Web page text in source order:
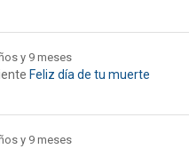
y 9 meses
Feliz día de tu muerte
y 9 meses